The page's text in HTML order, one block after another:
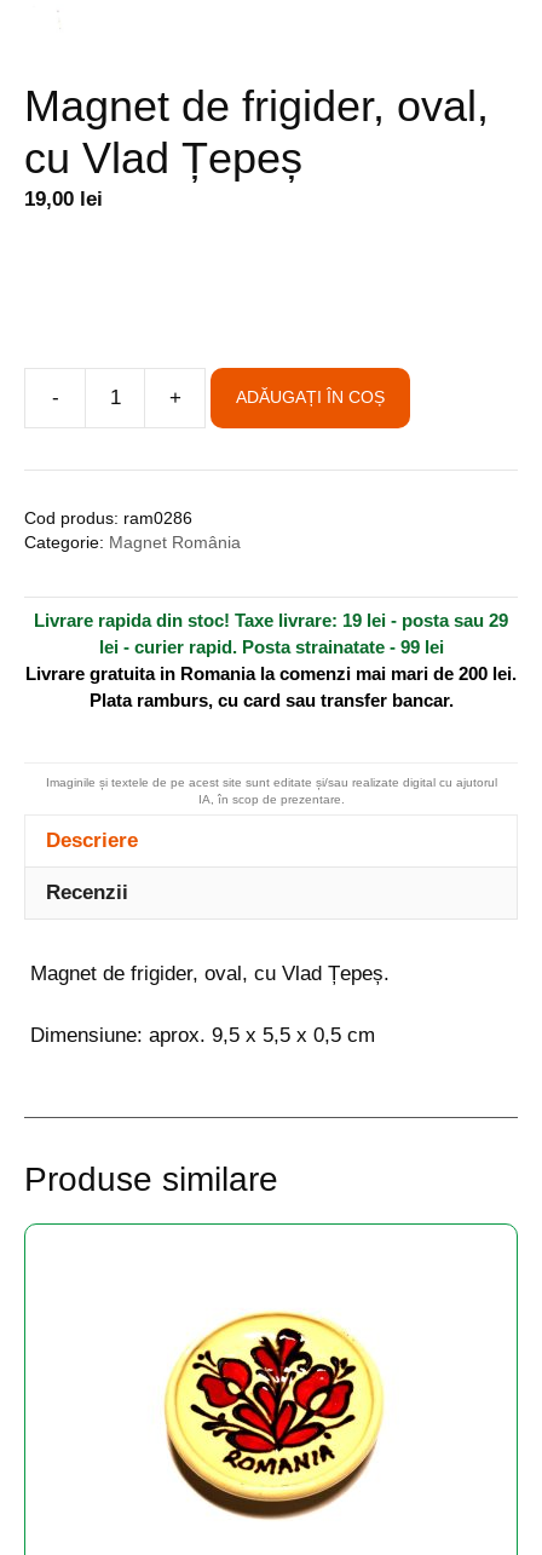
Magnet de frigider, oval,
cu Vlad Țepeș
19,00 lei
-
de
oval,
Vlad
Țepeș
+ ADĂUGAȚI ÎN COȘ
e
n
t
e
Cod produs: ram0286
Categorie: Magnet România
Livrare rapida din stoc! Taxe livrare: 19 lei - posta sau 29
lei - curier rapid. Posta strainatate - 99 lei
Livrare gratuita in Romania la comenzi mai mari de 200 lei.
Plata ramburs, cu card sau transfer bancar.
Imaginile și textele de pe acest site sunt editate și/sau realizate digital cu ajutorul
IA, în scop de prezentare.
Descriere
Recenzii
Magnet de frigider, oval, cu Vlad Țepeș.
Dimensiune: aprox. 9,5 x 5,5 x 0,5 cm
Produse similare